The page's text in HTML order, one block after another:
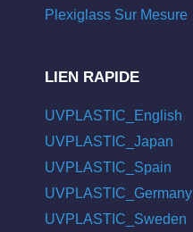
Plexiglass Sur Mesure
LIEN RAPIDE
UVPLASTIC_English
UVPLASTIC_Japan
UVPLASTIC_Spain
UVPLASTIC_Germany
UVPLASTIC_Sweden